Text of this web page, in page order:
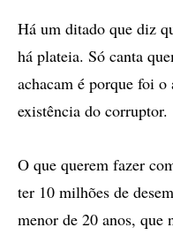
Há um ditado que diz
há plateia. Só canta
achacam é porque foi
existência do corruptor.
O que querem fazer
ter 10 milhões de
menor de 20 anos, que